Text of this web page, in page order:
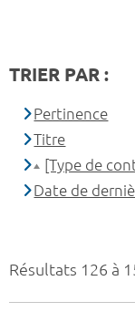
Résultats 126 à
TRIER PAR :
Pertinence
Titre
[Type de
Date de